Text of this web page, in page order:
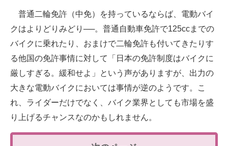
普通二輪免許（中免）を持っているならば、電動バイ
クはよりどりみどり──。普通自動車免許で125ccまでの
バイクに乗れたり、おまけで二輪免許も付いてきたりす
る他国の免許事情に対して「日本の免許制度はバイクに
厳しすぎる。緩和せよ」という声がありますが、出力の
大きな電動バイクにおいては事情が逆のようです。こ
れ、ライダーだけでなく、バイク業界としても市場を盛
り上げるチャンスなのかもしれません。